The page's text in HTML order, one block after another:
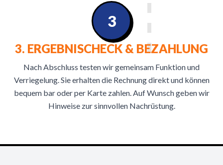
3. ERGEBNISCHECK & BEZAHLUNG
Nach Abschluss testen wir gemeinsam Funktion und
Verriegelung. Sie erhalten die Rechnung direkt und können
bequem bar oder per Karte zahlen. Auf Wunsch geben wir
Hinweise zur sinnvollen Nachrüstung.
3